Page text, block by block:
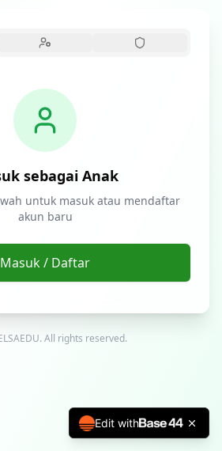
sebagai Anak
untuk masuk atau mendaftar
akun baru
Masuk / Daftar
All rights reserved.
Edit with